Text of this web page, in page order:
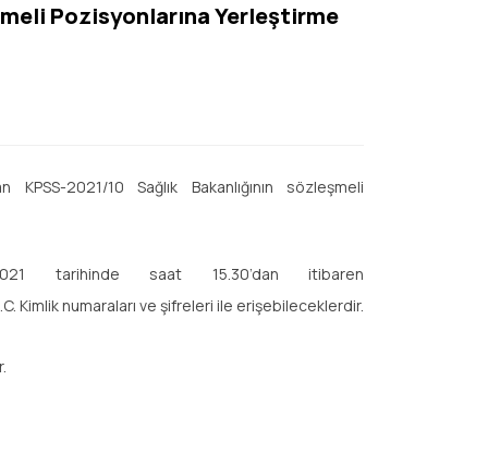
Pozisyonlarına Yerleştirme
2021/10 Sağlık Bakanlığının sözleşmeli
tarihinde saat 15.30’dan itibaren
Kimlik numaraları ve şifreleri ile erişebileceklerdir.